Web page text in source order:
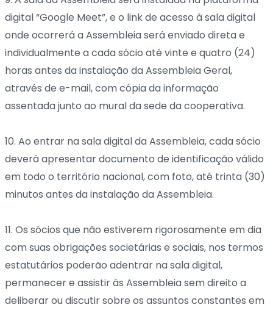
digital “Google Meet”, e o link de acesso à sala digital
onde ocorrerá a Assembleia será enviado direta e
individualmente a cada sócio até vinte e quatro (24)
horas antes da instalação da Assembleia Geral,
através de e-mail, com cópia da informação
assentada junto ao mural da sede da cooperativa.
10. Ao entrar na sala digital da Assembleia, cada sócio
deverá apresentar documento de identificação válido
em todo o território nacional, com foto, até trinta (30)
minutos antes da instalação da Assembleia.
11. Os sócios que não estiverem rigorosamente em dia
com suas obrigações societárias e sociais, nos termos
estatutários poderão adentrar na sala digital,
permanecer e assistir às Assembleia sem direito a
deliberar ou discutir sobre os assuntos constantes em